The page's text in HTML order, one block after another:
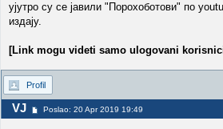
ујутро су се јавили "Порохоботови" по
издају.
[Link mogu videti samo ulogovani
Profil
VJ Poslao: 20 Apr 2019 19:49